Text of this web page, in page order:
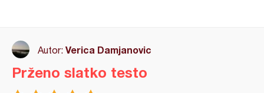
Autor: Verica Damjanovic
Prženo slatko testo